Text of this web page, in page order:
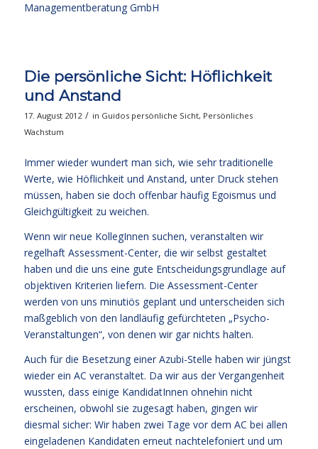
Managementberatung GmbH
Die persönliche Sicht: Höflichkeit
und Anstand
17. August 2012 / in Guidos persönliche Sicht, Persönliches
Wachstum
Immer wieder wundert man sich, wie sehr traditionelle
Werte, wie Höflichkeit und Anstand, unter Druck stehen
müssen, haben sie doch offenbar häufig Egoismus und
Gleichgültigkeit zu weichen.
Wenn wir neue KollegInnen suchen, veranstalten wir
regelhaft Assessment-Center, die wir selbst gestaltet
haben und die uns eine gute Entscheidungsgrundlage auf
objektiven Kriterien liefern. Die Assessment-Center
werden von uns minutiös geplant und unterscheiden sich
maßgeblich von den landläufig gefürchteten „Psycho-
Veranstaltungen“, von denen wir gar nichts halten.
Auch für die Besetzung einer Azubi-Stelle haben wir jüngst
wieder ein AC veranstaltet. Da wir aus der Vergangenheit
wussten, dass einige KandidatInnen ohnehin nicht
erscheinen, obwohl sie zugesagt haben, gingen wir
diesmal sicher: Wir haben zwei Tage vor dem AC bei allen
eingeladenen Kandidaten erneut nachtelefoniert und um